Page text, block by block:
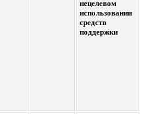
нецелевом
использовании
средств
поддержки